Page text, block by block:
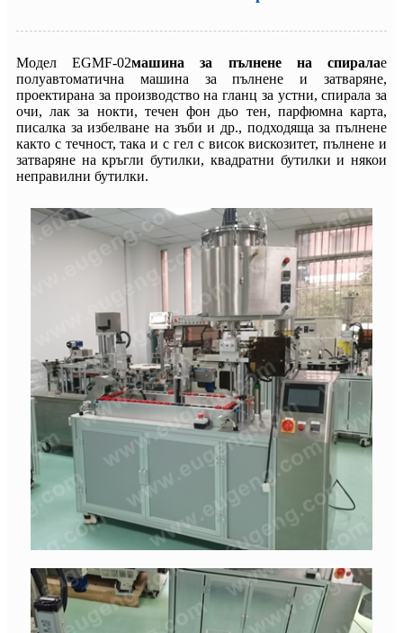
Модел EGMF-02машина за пълнене на спиралае
полуавтоматична машина за пълнене и затваряне,
проектирана за производство на гланц за устни, спирала за
очи, лак за нокти, течен фон дьо тен, парфюмна карта,
писалка за избелване на зъби и др., подходяща за пълнене
както с течност, така и с гел с висок вискозитет, пълнене и
затваряне на кръгли бутилки, квадратни бутилки и някои
неправилни бутилки.